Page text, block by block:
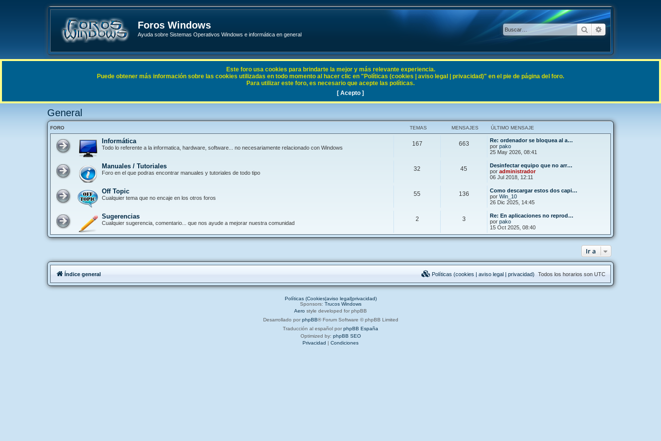
Foros Windows
Ayuda sobre Sistemas Operativos Windows e informática en general
BuscarBúsqueda
Enlaces rápidos FAQ
General
FORO TEMAS MENSAJES ÚLTIMO MENSAJE
Informática
Todo lo referente a la informatica, hardware, software... no necesariamente relacionado con Windows
167 663
Re: ordenador se bloquea al a…
por pako
25 May 2026, 08:41
Manuales / Tutoriales
Foro en el que podras encontrar manuales y tutoriales de todo tipo
32 45
Desinfectar equipo que no arr…
por administrador
06 Jul 2018, 12:11
Off Topic
Cualquier tema que no encaje en los otros foros
55 136
Como descargar estos dos capi…
por Win_10
26 Dic 2025, 14:45
Sugerencias
Cualquier sugerencia, comentario... que nos ayude a mejorar nuestra comunidad
2 3
Re: En aplicaciones no reprod…
por pako
15 Oct 2025, 08:40
Ir a
Este foro usa cookies para brindarte la mejor y más relevante experiencia.
Puede obtener más información sobre las cookies utilizadas en todo momento al hacer clic en "Políticas (cookies | aviso legal | privacidad)" en el pie de página del foro.
Para utilizar este foro, es necesario que acepte las políticas.
[ Acepto ]
Índice general Todos los horarios son UTC
Políticas (cookies | aviso legal | privacidad)
Políticas (Cookies|aviso legal|privacidad)
Sponsors: Trucos Windows
Aero style developed for phpBB
Desarrollado por phpBB® Forum Software © phpBB Limited
Traducción al español por phpBB España
Optimized by: phpBB SEO
Privacidad | Condiciones